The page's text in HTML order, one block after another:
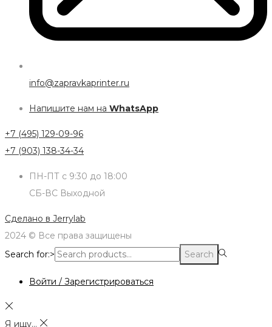
info@zapravkaprinter.ru
Напишите нам на WhatsApp
+7 (495) 129-09-96
+7 (903) 138-34-34
ПН-ПТ с 9:30 до 18:00
СБ-ВС Выходной
Сделано в Jerrylab
2024 © Все права защищены
Search for:>
Search
Войти / Зарегистрироваться
Я ищу...